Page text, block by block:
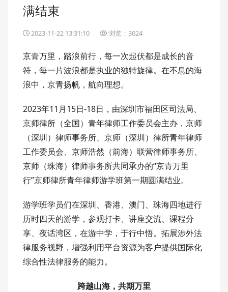
满结束
2023-11-22 13:31:10 浏览：3024
京青万里，踏浪前行，每一次起伏都是成长的音
符，每一片波浪都是执业的独特旋律。在不息的海
浪中，京青扬帆，航向理想。
2023年11月15日-18日，由深圳市福田区司法局、
京师律所（全国）青年律师工作委员会主办，京师
（深圳）律师事务所、京师（深圳）律所青年律师
工作委员会、京师浩然（前海）联营律师事务所、
京师（珠海）律师事务所共同承办的“京青万里
行”京师律所青年律师游学班第一期圆满结业。
游学班学员们在深圳、香港、澳门、珠海四地进行
历时四天的游学，参观打卡、讲座交流、课程分
享、夜话湾区，在游中学，于行中悟。拓展涉外法
律服务视野，增强利用平台资源为客户提供国际化
综合性法律服务的能力。
跨越山海，共期万里